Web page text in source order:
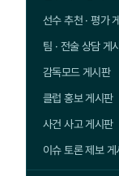
선수 추천 · 평가
팀 · 전술 상담 게
감독모드 게시판
클럽 홍보 게시판
사건 사고 게시판
이슈 토론 제보 게